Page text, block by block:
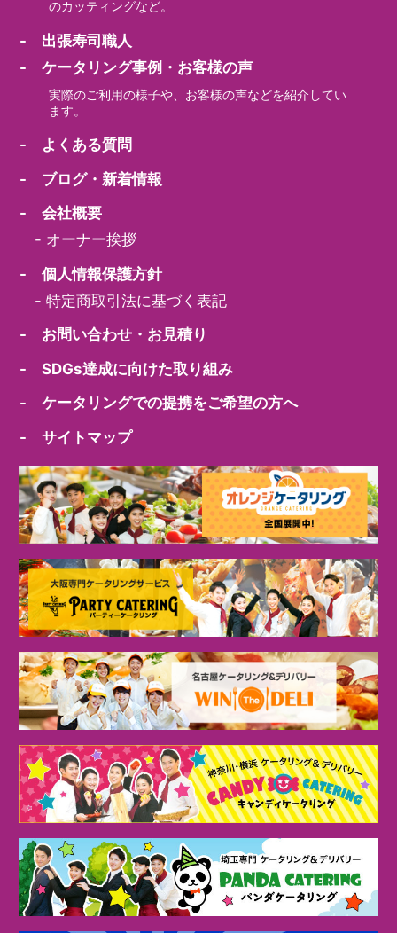
のカッティングなど。
- 出張寿司職人
- ケータリング事例・お客様の声
実際のご利用の様子や、お客様の声などを紹介してい
ます。
- よくある質問
- ブログ・新着情報
- 会社概要
- オーナー挨拶
- 個人情報保護方針
-特定商取引法に基づく表記
- お問い合わせ・お見積り
- SDGs達成に向けた取り組み
- ケータリングでの提携をご希望の方へ
- サイトマップ